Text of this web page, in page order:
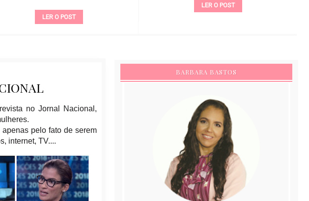
LER O POST
no Jornal Nacional,
apenas pelo fato de serem
internet, TV....
BARBARA BASTOS